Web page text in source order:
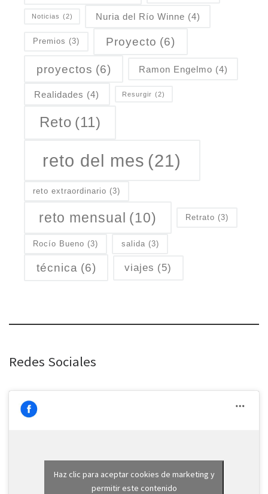
Noticias (2) Nuria del Río Winne (4)
Premios (3) Proyecto (6)
proyectos (6) Ramon Engelmo (4)
Realidades (4) Resurgir (2)
Reto (11)
reto del mes (21)
reto extraordinario (3)
reto mensual (10) Retrato (3)
Rocío Bueno (3) salida (3)
técnica (6) viajes (5)
Redes Sociales
Haz clic para aceptar cookies de marketing y
permitir este contenido